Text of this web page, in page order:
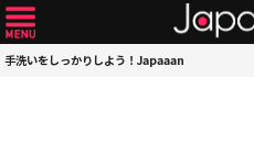
手洗いをしっかりしよう！Japaaan